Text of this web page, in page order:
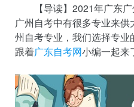
【导读】2021年广东广
广州自考中有很多专业来
州自考专业，我们选择专
跟着广东自考网小编一起来